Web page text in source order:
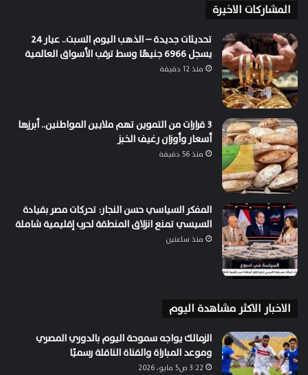
المشاركات الاخيرة
تحديثات جديدة – الذهب اليوم السبت.. عيار 24
يسجل 6966 جنيهًا وسط ترقب الأسواق العالمية
منذ 12 دقيقة
3 قرارات من التموين تهم ملايين المواطنين.. أبرزها
أسعار وأوزان رغيف الخبز
منذ 56 دقيقة
المفكر السياسي حسن النجار: تحركات مصر بقيادة
السيسي تمنع انزلاق المنطقة لحرب إقليمية شاملة
منذ ساعتين
الاخبار الاكثر مشاهدة اليوم
الزمالك يواجه سموحة اليوم بالدوري المصري
وموعد المباراة والقناة الناقلة رسميًا
3:22 ص5 مايو، 2026